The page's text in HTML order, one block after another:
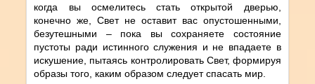
когда вы осмелитесь стать открытой дверью,
конечно же, Свет не оставит вас опустошенными,
безутешными – пока вы сохраняете состояние
пустоты ради истинного служения и не впадаете в
искушение, пытаясь контролировать Свет, формируя
образы того, каким образом следует спасать мир.